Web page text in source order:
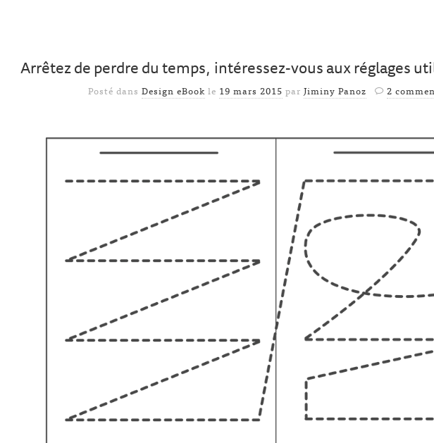
Arrêtez de perdre du temps, intéressez-vous aux réglages
Posté dansDesign eBook le 19 mars 2015 parJiminy Panoz 2